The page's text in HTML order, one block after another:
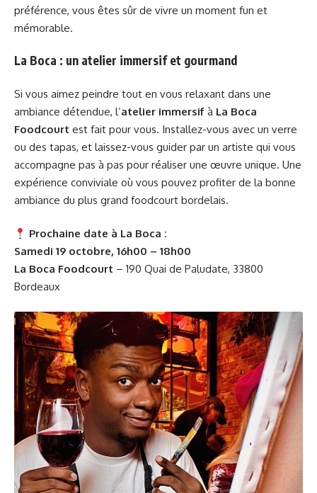
préférence, vous êtes sûr de vivre un moment fun et
mémorable.
La Boca : un atelier immersif et gourmand
Si vous aimez peindre tout en vous relaxant dans une
ambiance détendue, l’atelier immersif à La Boca
Foodcourt est fait pour vous. Installez-vous avec un verre
ou des tapas, et laissez-vous guider par un artiste qui vous
accompagne pas à pas pour réaliser une œuvre unique. Une
expérience conviviale où vous pouvez profiter de la bonne
ambiance du plus grand foodcourt bordelais.
Prochaine date à La Boca :
Samedi 19 octobre, 16h00 – 18h00
La Boca Foodcourt – 190 Quai de Paludate, 33800
Bordeaux